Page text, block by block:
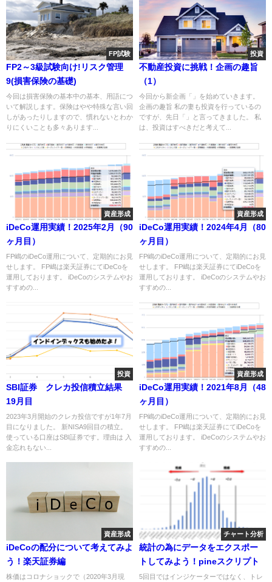
FP試験
FP2～3級試験向け!リスク管理
9(損害保険の基礎)
今回は損害保険の基本中の基本、用語につ
いて解説します。保険はやや特殊な言い回
しがあったりしますので、慣れないとわか
りにくいことも多々あります...
投資
不動産投資に挑戦！企画の趣旨
（1）
今回から新企画「」を始めていきます。
企画の趣旨 私の妻も投資を行っているの
ですが、先日「」と言ってきました。 私
は、投資はすべきだと考えて...
資産形成
iDeCo運用実績！2025年2月（90
ヶ月目）
FP嶋のiDeCo運用について、定期的にお見
せします。 FP嶋は楽天証券にてiDeCoを
運用しております。 iDeCoのシステムやお
すすめの...
資産形成
iDeCo運用実績！2024年4月（80
ヶ月目）
FP嶋のiDeCo運用について、定期的にお見
せします。 FP嶋は楽天証券にてiDeCoを
運用しております。 iDeCoのシステムやお
すすめの...
投資
SBI証券 クレカ投信積立結果
19月目
2023年3月開始のクレカ投信ですが1年7月
目になりました。 新NISA9回目の積立。
使っている口座はSBI証券です。理由は 入
金忘れもない...
資産形成
iDeCo運用実績！2021年8月（48
ヶ月目）
FP嶋のiDeCo運用について、定期的にお見
せします。 FP嶋は楽天証券にてiDeCoを
運用しております。 iDeCoのシステムやお
すすめの...
資産形成
iDeCoの配分について考えてみよ
う！楽天証券編
株価はコロナショックで（2020年3月現
チャート分析
統計の為にデータをエクスポー
トしてみよう！pineスクリプト
5回目ではインジケーターではなく、トレ